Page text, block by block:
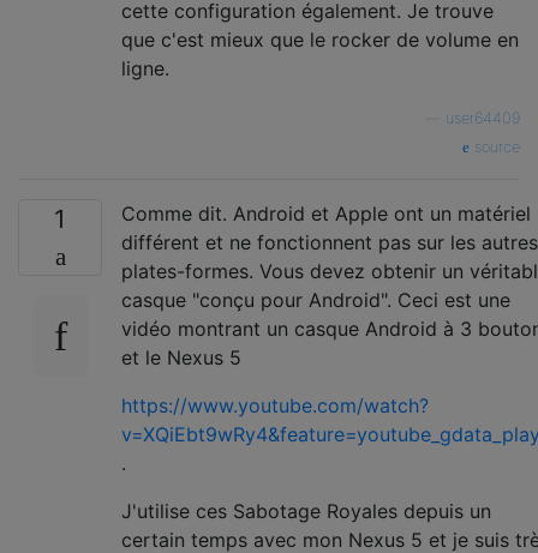
cette configuration également. Je trouve
que c'est mieux que le rocker de volume en
ligne.
user64409
source
1
Comme dit. Android et Apple ont un matériel
différent et ne fonctionnent pas sur les autres
plates-formes. Vous devez obtenir un
casque "conçu pour Android". Ceci est une
vidéo montrant un casque Android à 3
et le Nexus 5
https://www.youtube.com/watch?
.
J'utilise ces Sabotage Royales depuis un
certain temps avec mon Nexus 5 et je suis